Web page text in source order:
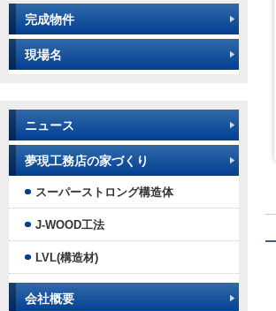
完成物件
現場名
ニュース
夢現工務店の家づくり
スーパーストロング構造体
J-WOOD工法
LVL(構造材)
会社概要